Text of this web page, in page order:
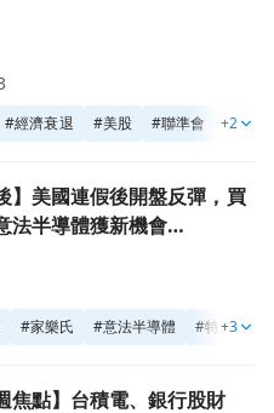
#經濟衰退 #美股 #聯準會 #通膨
+2
盤反彈，買盤湧入，意法半
】美國連假後開盤反彈，買
法半導體獲新機會
#家樂氏 #意法半導體 #特斯拉
+3
銀行股財報，通膨及房市數
焦點】台積電、銀行股財